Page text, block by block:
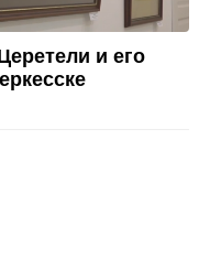
и его